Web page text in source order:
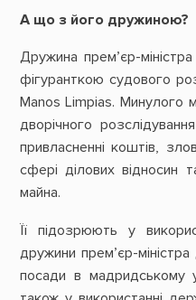
А що з його дружиною?
Дружина прем’єр-
фігуранткою судового
Manos Limpias. Минулого
дворічного
привласненні коштів,
сфері ділових відносин
майна.
Її підозрюють у
дружини прем’єр-
посади в мадридському